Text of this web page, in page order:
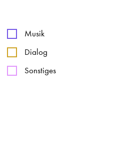
Musik
Dialog
Sonstiges